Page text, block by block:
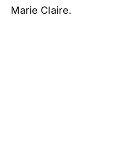
Marie Claire.